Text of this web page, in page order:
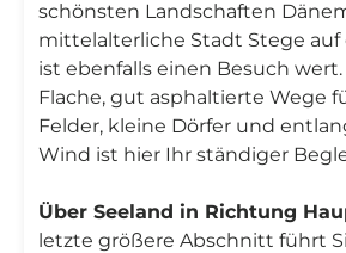
schönsten Landschaften
mittelalterliche Stadt Stege auf
ist ebenfalls einen Besuch wert.
Flache, gut asphaltierte Wege
Felder, kleine Dörfer und
Wind ist hier Ihr ständiger
Über Seeland in Richtung
letzte größere Abschnitt führt